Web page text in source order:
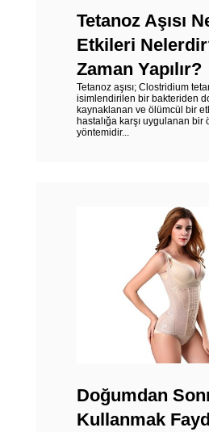
Tetanoz Aşısı
Etkileri
Zaman Yapılır?
Tetanoz aşısı; Clostridium
isimlendirilen bir bakteriden
kaynaklanan ve ölümcül bir
hastalığa karşı uygulanan bir
yöntemidir...
Doğumdan
Kullanmak